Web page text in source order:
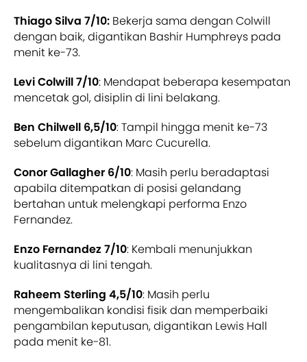
Thiago Silva 7/10: Bekerja sama dengan Colwill
dengan baik, digantikan Bashir Humphreys pada
menit ke-73.
Levi Colwill 7/10: Mendapat beberapa kesempatan
mencetak gol, disiplin di lini belakang.
Ben Chilwell 6,5/10: Tampil hingga menit ke-73
sebelum digantikan Marc Cucurella.
Conor Gallagher 6/10: Masih perlu beradaptasi
apabila ditempatkan di posisi gelandang
bertahan untuk melengkapi performa Enzo
Fernandez.
Enzo Fernandez 7/10: Kembali menunjukkan
kualitasnya di lini tengah.
Raheem Sterling 4,5/10: Masih perlu
mengembalikan kondisi fisik dan memperbaiki
pengambilan keputusan, digantikan Lewis Hall
pada menit ke-81.